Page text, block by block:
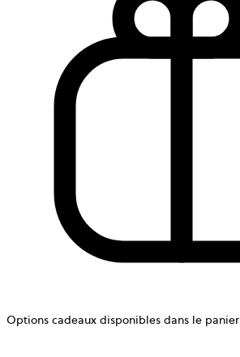
Options cadeaux disponibles dans le panier